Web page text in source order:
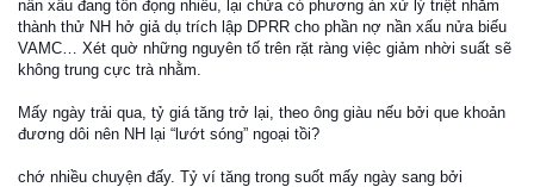
nần xấu đang tồn đọng nhiều, lại chửa có phương án xử lý triệt nhằm
thành thử NH hở giả dụ trích lập DPRR cho phần nợ nần xấu nửa biếu
VAMC… Xét quờ những nguyên tố trên rặt ràng việc giảm nhời suất sẽ
không trung cực trà nhằm.
Mấy ngày trải qua, tỷ giá tăng trở lại, theo ông giàu nếu bởi que khoản
đương dôi nên NH lại “lướt sóng” ngoại tồi?
chớ nhiều chuyện đấy. Tỷ ví tăng trong suốt mấy ngày sang bởi